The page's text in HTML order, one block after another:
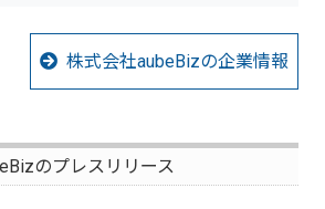
株式会社aubeBizの企業情報
のプレスリリース